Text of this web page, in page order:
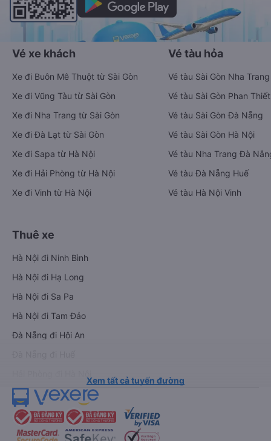
Vé xe khách
Xe đi Buôn Mê Thuột từ Sài Gòn
Xe đi Vũng Tàu từ Sài Gòn
Xe đi Nha Trang từ Sài Gòn
Xe đi Đà Lạt từ Sài Gòn
Xe đi Sapa từ Hà Nội
Xe đi Hải Phòng từ Hà Nội
Xe đi Vinh từ Hà Nội
Vé tàu hỏa
Vé tàu Sài Gòn Nha Trang
Vé tàu Sài Gòn Phan Thiết
Vé tàu Sài Gòn Đà Nẵng
Vé tàu Sài Gòn Hà Nội
Vé tàu Nha Trang Đà
Vé tàu Đà Nẵng Huế
Vé tàu Hà Nội Vinh
Thuê xe
Hà Nội đi Ninh Bình
Hà Nội đi Hạ Long
Hà Nội đi Sa Pa
Hà Nội đi Tam Đảo
Đà Nẵng đi Hội An
Xem tất cả tuyến đường